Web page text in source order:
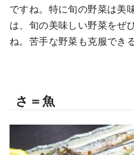
ですね。特に旬の野菜は美
は、旬の美味しい野菜をぜ
ね。苦手な野菜も克服でき
さ＝魚